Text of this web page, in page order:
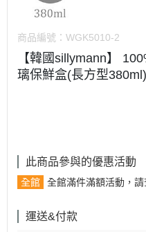
商品編號： WGK5010-2
【韓國sillymann】
璃保鮮盒(長方型
此商品參與的優惠活動
全館 全館滿件滿額活動，
運送&付款